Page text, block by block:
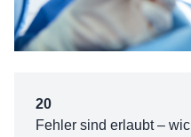
20
Fehler sind erlaubt –